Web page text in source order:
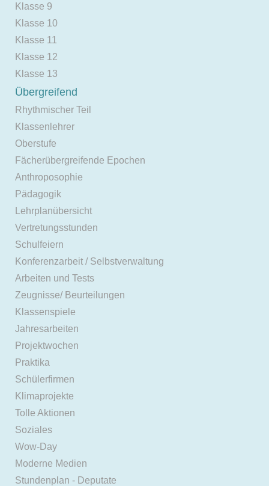
Klasse 9
Klasse 10
Klasse 11
Klasse 12
Klasse 13
Übergreifend
Rhythmischer Teil
Klassenlehrer
Oberstufe
Fächerübergreifende Epochen
Anthroposophie
Pädagogik
Lehrplanübersicht
Vertretungsstunden
Schulfeiern
Konferenzarbeit / Selbstverwaltung
Arbeiten und Tests
Zeugnisse/ Beurteilungen
Klassenspiele
Jahresarbeiten
Projektwochen
Praktika
Schülerfirmen
Klimaprojekte
Tolle Aktionen
Soziales
Wow-Day
Moderne Medien
Stundenplan - Deputate